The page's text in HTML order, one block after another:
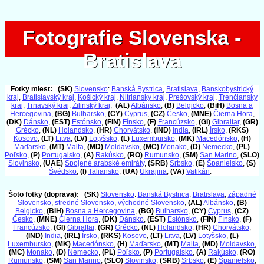
Fotografie Slovenska -
Bratislava
Fotografie Slovenska -
Bratislava
Fotky miest: (SK) Slovensko: Banská Bystrica, Bratislava, Banskobystrický
kraj, Bratislavský kraj, Košický kraj, Nitriansky kraj, Prešovský kraj, Trenčiansky
kraj, Trnavský kraj, Žilinský kraj, (AL)Albánsko, (B) Belgicko, (BiH) Bosna a
Hercegovina, (BG) Bulharsko, (CY) Cyprus, (CZ) Česko, (MNE) Čierna Hora,
(DK) Dánsko, (EST) Estónsko, (FIN) Fínsko, (F) Francúzsko, (GI) Gibraltar, (GR)
Grécko, (NL) Holandsko, (HR) Chorvátsko, (IND) India, (IRL) Írsko, (RKS)
Kosovo, (LT) Litva, (LV) Lotyšsko, (L) Luxembursko, (MK) Macedónsko, (H)
Maďarsko, (MT) Malta, (MD) Moldavsko, (MC) Monako, (D) Nemecko, (PL)
Poľsko, (P) Portugalsko, (A) Rakúsko, (RO) Rumunsko, (SM) San Marino, (SLO)
Slovinsko, (UAE) Spojené arabské emiráty, (SRB) Srbsko, (E) Španielsko, (S)
Švédsko, (I) Taliansko, (UA) Ukrajina, (VA) Vatikán.
Šoto fotky (doprava): (SK) Slovensko: Banská Bystrica, Bratislava, západné
Slovensko, stredné Slovensko, východné Slovensko, (AL)Albánsko, (B)
Belgicko, (BiH) Bosna a Hercegovina, (BG) Bulharsko, (CY) Cyprus, (CZ)
Česko, (MNE) Čierna Hora, (DK) Dánsko, (EST) Estónsko, (FIN) Fínsko, (F)
Francúzsko, (GI) Gibraltar, (GR) Grécko, (NL) Holandsko, (HR) Chorvátsko,
(IND) India, (IRL) Írsko, (RKS) Kosovo, (LT) Litva, (LV) Lotyšsko, (L)
Luxembursko, (MK) Macedónsko, (H) Maďarsko, (MT) Malta, (MD) Moldavsko,
(MC) Monako, (D) Nemecko, (PL) Poľsko, (P) Portugalsko, (A) Rakúsko, (RO)
Rumunsko, (SM) San Marino, (SLO) Slovinsko, (SRB) Srbsko, (E) Španielsko,